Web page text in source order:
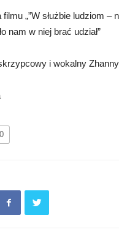
„”W służbie ludziom –
nam w niej brać udział”
i wokalny
0